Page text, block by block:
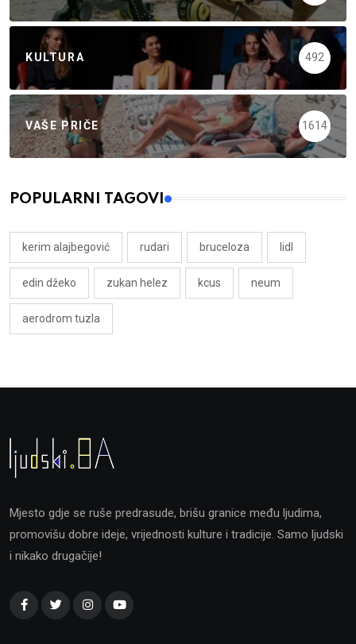
KULTURA 492
VAŠE PRIČE 1614
POPULARNI TAGOVI
kerim alajbegović rudari bruceloza lidl
edin džeko zukan helez kcus neum
aerodrom tuzla
Mjesto gdje se ruše predrasude, brišu granice među ljudima,
promovišu dobre ideje, vrijednosti kulture i tradicije. Samo ljudski
i nikako drugačije!